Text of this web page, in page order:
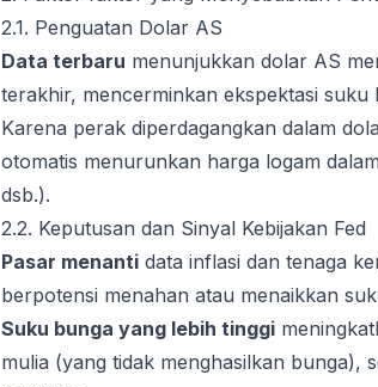
2.1. Penguatan Dolar AS
Data terbaru menunjukkan dolar AS
terakhir, mencerminkan ekspektasi suku
Karena perak diperdagangkan dalam
otomatis menurunkan harga logam
dsb.).
2.2. Keputusan dan Sinyal Kebijakan Fed
Pasar menanti data inflasi dan tenaga
berpotensi menahan atau menaikkan
Suku bunga yang lebih tinggi
mulia (yang tidak menghasilkan bunga),